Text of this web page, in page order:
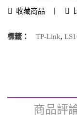
收藏商品
標籤： TP-Link,
商品評